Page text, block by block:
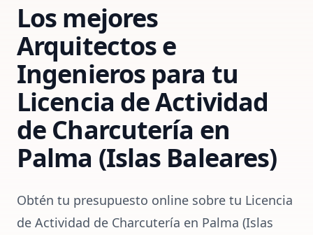
Los mejores
Arquitectos e
Ingenieros para tu
Licencia de Actividad
de Charcutería en
Palma (Islas Baleares)
Obtén tu presupuesto online sobre tu Licencia
de Actividad de Charcutería en Palma (Islas